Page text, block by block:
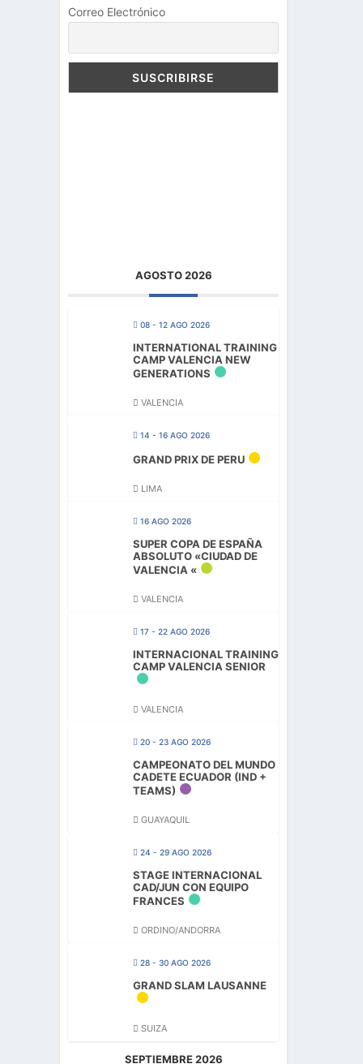
Correo Electrónico
AGOSTO 2026
08 - 12 AGO 2026
INTERNATIONAL TRAINING
CAMP VALENCIA NEW
GENERATIONS
VALENCIA
14 - 16 AGO 2026
GRAND PRIX DE PERU
LIMA
16 AGO 2026
SUPER COPA DE ESPAÑA
ABSOLUTO «CIUDAD DE
VALENCIA «
VALENCIA
17 - 22 AGO 2026
INTERNACIONAL TRAINING
CAMP VALENCIA SENIOR
VALENCIA
20 - 23 AGO 2026
CAMPEONATO DEL MUNDO
CADETE ECUADOR (IND +
TEAMS)
GUAYAQUIL
24 - 29 AGO 2026
STAGE INTERNACIONAL
CAD/JUN CON EQUIPO
FRANCES
ORDINO/ANDORRA
28 - 30 AGO 2026
GRAND SLAM LAUSANNE
SUIZA
SEPTIEMBRE 2026